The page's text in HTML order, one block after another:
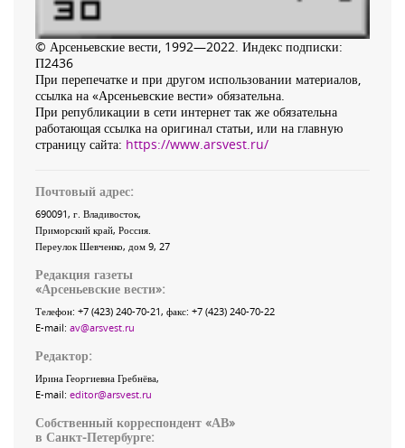
© Арсеньевские вести, 1992—2022. Индекс подписки:
П2436
При перепечатке и при другом использовании материалов,
ссылка на «Арсеньевские вести» обязательна.
При републикации в сети интернет так же обязательна
работающая ссылка на оригинал статьи, или на главную
страницу сайта: https://www.arsvest.ru/
Почтовый адрес:
690091, г. Владивосток,
Приморский край, Россия
Переулок Шевченко, дом 9, 27
Редакция газеты
«Арсеньевские вести»:
Телефон: +7 (423) 240-70-21, факс: +7 (423) 240-70-22
E-mail: av@arsvest.ru
Редактор:
Ирина Георгиевна Гребнёва,
E-mail: editor@arsvest.ru
Собственный корреспондент «АВ»
в Санкт-Петербурге: